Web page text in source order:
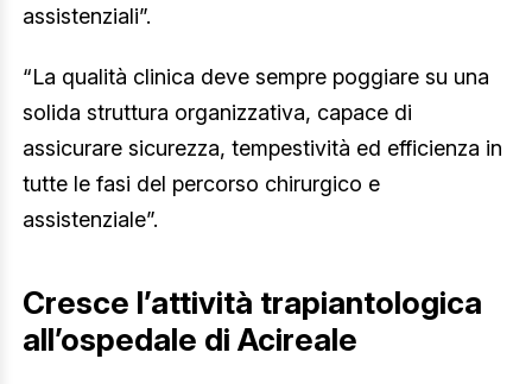
assistenziali”.
“La qualità clinica deve sempre poggiare su una
solida struttura organizzativa, capace di
assicurare sicurezza, tempestività ed efficienza in
tutte le fasi del percorso chirurgico e
assistenziale”.
Cresce l’attività trapiantologica
all’ospedale di Acireale